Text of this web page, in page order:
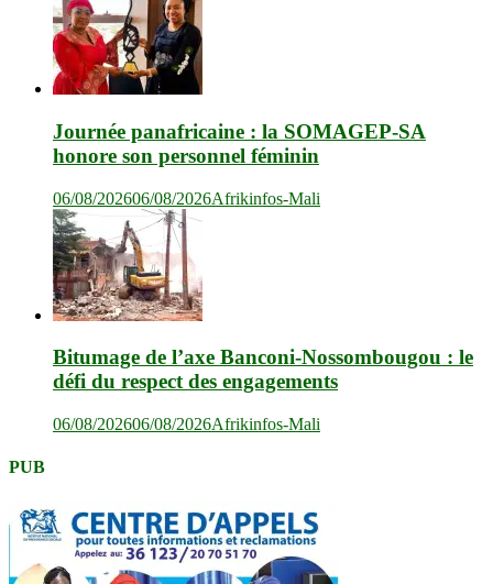
Journée panafricaine : la SOMAGEP-SA
honore son personnel féminin
06/08/202606/08/2026Afrikinfos-Mali
Bitumage de l’axe Banconi-Nossombougou : le
défi du respect des engagements
06/08/202606/08/2026Afrikinfos-Mali
PUB